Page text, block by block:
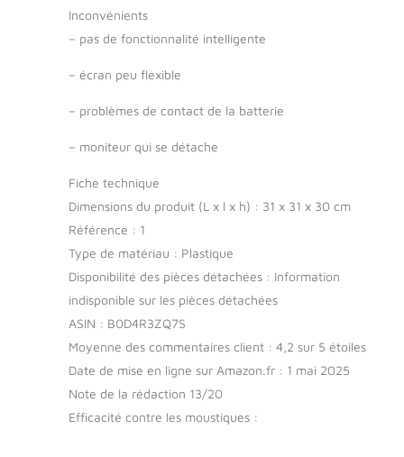
Inconvénients
– pas de fonctionnalité intelligente
– écran peu flexible
– problèmes de contact de la batterie
– moniteur qui se détache
Fiche technique
Dimensions du produit (L x l x h) : 31 x 31 x 30 cm
Référence : 1
Type de matériau : Plastique
Disponibilité des pièces détachées : Information
indisponible sur les pièces détachées
ASIN : B0D4R3ZQ7S
Moyenne des commentaires client : 4,2 sur 5 étoiles
Date de mise en ligne sur Amazon.fr : 1 mai 2025
Note de la rédaction 13/20
Efficacité contre les moustiques :